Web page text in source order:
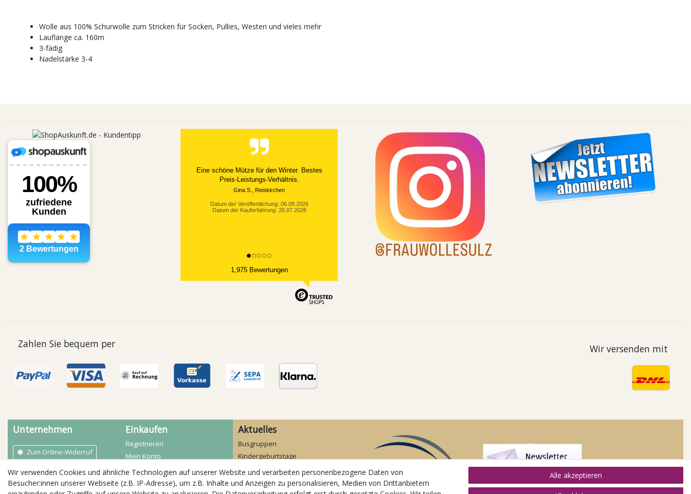
Wolle aus 100% Schurwolle zum Stricken für Socken, Pullies, Westen und vieles mehr
Lauflänge ca. 160m
3-fädig
Nadelstärke 3-4
Eine schöne Mütze für den Winter. Bestes
Preis-Leistungs-Verhältnis.
Gina S., Reiskirchen
Datum der Veröffentlichung: 06.08.2026
Datum der Kauferfahrung: 26.07.2026
1,975 Bewertungen
Zahlen Sie bequem per Wir versenden mit
Unternehmen
Zum Online-Widerruf
AGB
Kontakt
Einkaufen
Registrieren
Mein Konto
Mein Warenkorb
Zahlarten
Aktuelles
Busgruppen
Kindergeburtstage
Kindergartenausflug
Schulklassenausflug
Wir verwenden Cookies und ähnliche Technologien auf unserer Website und verarbeiten personenbezogene Daten von
Besucher:innen unserer Webseite (z.B. IP-Adresse), um z.B. Inhalte und Anzeigen zu personalisieren, Medien von Drittanbietern
Alle akzeptieren